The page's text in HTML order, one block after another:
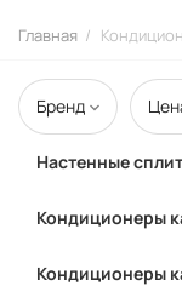
Главная /
Бренд
Настенные
Кондиционеры
Кондиционеры